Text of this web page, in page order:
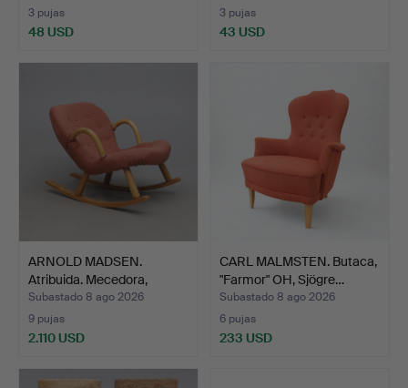
3 pujas
48 USD
3 pujas
43 USD
ARNOLD MADSEN.
Atribuida. Mecedora,
"Musli…
Subastado 8 ago 2026
9 pujas
2.110 USD
CARL MALMSTEN. Butaca,
"Farmor" OH, Sjögre…
Subastado 8 ago 2026
6 pujas
233 USD